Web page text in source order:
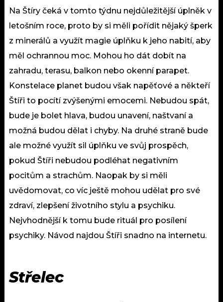
Na Štíry čeká v tomto týdnu nejdůležitější úplněk v
letošním roce, proto by si měli pořídit nějaký šperk
z minerálů a využít magie úplňku k jeho nabití, aby
měl ochrannou moc. Mohou ho dát dobít na
zahradu, terasu, balkon nebo okenní parapet.
Konstelace planet budou však napěťové a někteří
Štíři to pocítí zvýšenými emocemi. Nebudou spát,
bude je bolet hlava, budou unavení, naštvaní a
možná budou dělat i chyby. Na druhé straně bude
ale možné využít sil úplňku ve svůj prospěch,
pokud Štíři nebudou podléhat negativním
pocitům a strachům. Naopak by si měli
uvědomovat, co víc ještě mohou udělat pro své
zdraví, zlepšení životního stylu a psychiku.
Nejvhodnější k tomu bude rituál pro posílení
psychiky. Návod najdou Štíři snadno na internetu.
Střelec